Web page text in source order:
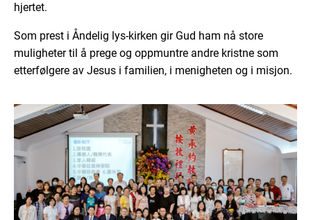
hjertet.
Som prest i Åndelig lys-kirken gir Gud ham nå store
muligheter til å prege og oppmuntre andre kristne som
etterfølgere av Jesus i familien, i menigheten og i misjon.